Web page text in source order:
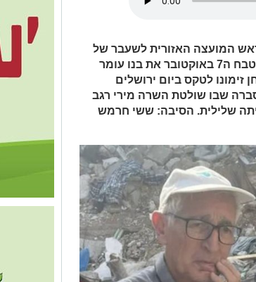
עזה ראש המועצה האזורית לשעבר של
שער הנגב אב לחמישה ילדים איבד בטבח ה7 באוקטובר את בנו עומר
לטקס ביום ירושלים
שבו שולטת השרה מירי רגב
שלילית. הסיבה: ששי חרמש